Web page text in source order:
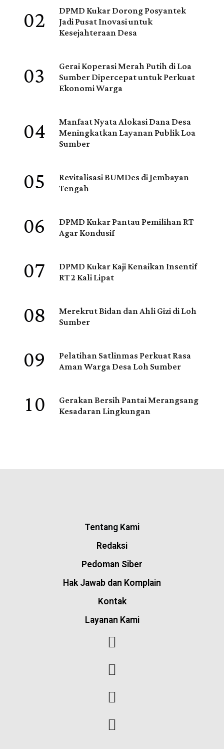
02 DPMD Kukar Dorong Posyantek
Jadi Pusat Inovasi untuk
Kesejahteraan Desa
03 Gerai Koperasi Merah Putih di Loa
Sumber Dipercepat untuk Perkuat
Ekonomi Warga
04 Manfaat Nyata Alokasi Dana Desa
Meningkatkan Layanan Publik Loa
Sumber
05 Revitalisasi BUMDes di Jembayan
Tengah
06 DPMD Kukar Pantau Pemilihan RT
Agar Kondusif
07 DPMD Kukar Kaji Kenaikan Insentif
RT 2 Kali Lipat
08 Merekrut Bidan dan Ahli Gizi di Loh
Sumber
09 Pelatihan Satlinmas Perkuat Rasa
Aman Warga Desa Loh Sumber
10 Gerakan Bersih Pantai Merangsang
Kesadaran Lingkungan
Tentang Kami
Redaksi
Pedoman Siber
Hak Jawab dan Komplain
Kontak
Layanan Kami